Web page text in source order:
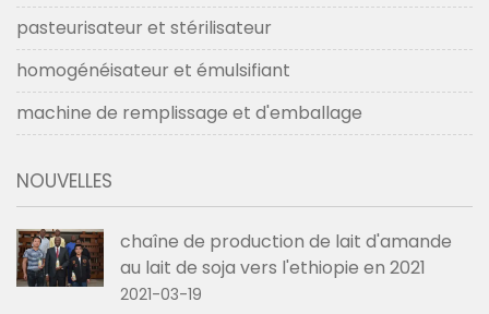
pasteurisateur et stérilisateur
homogénéisateur et émulsifiant
machine de remplissage et d'emballage
NOUVELLES
chaîne de production de lait d'amande
au lait de soja vers l'ethiopie en 2021
2021-03-19